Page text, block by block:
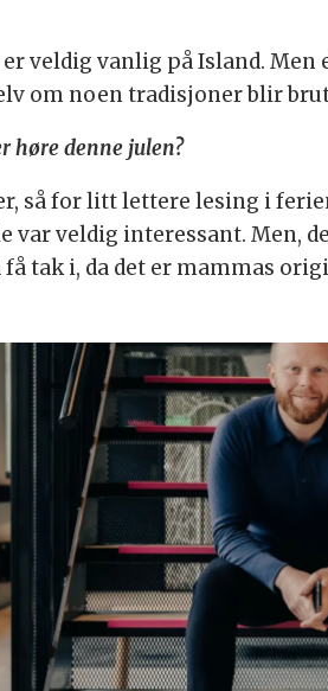
veldig vanlig på Island.
om noen tradisjoner blir
høre denne julen?
så for litt lettere lesing i
var veldig interessant. Men,
tak i, da det er mammas